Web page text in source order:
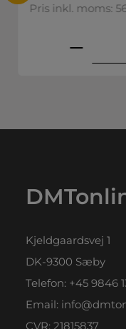
til at øge
Pris inkl. moms:
Kjeldgaardsvej 1
DK-9300 Sæby
Telefon: +45 9846
Email:
CVR: 21815837